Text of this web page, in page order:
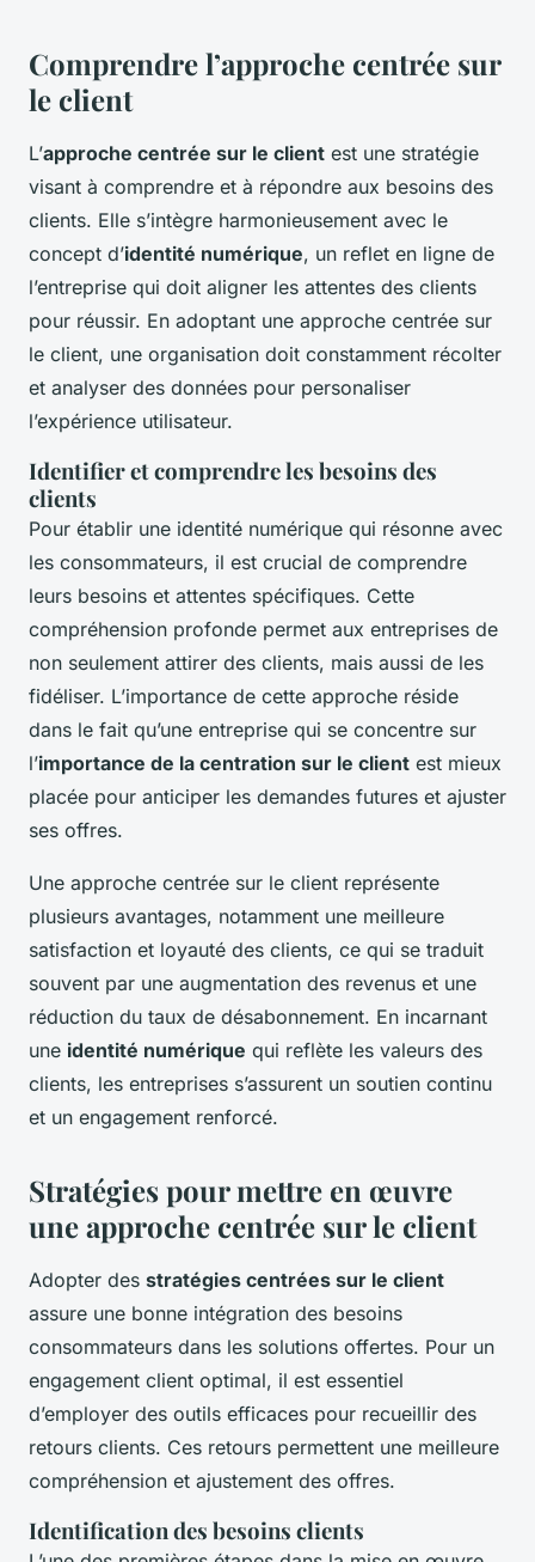
Comprendre l’approche centrée sur
le client
L’approche centrée sur le client est une stratégie
visant à comprendre et à répondre aux besoins des
clients. Elle s’intègre harmonieusement avec le
concept d’identité numérique, un reflet en ligne de
l’entreprise qui doit aligner les attentes des clients
pour réussir. En adoptant une approche centrée sur
le client, une organisation doit constamment récolter
et analyser des données pour personaliser
l’expérience utilisateur.
Identifier et comprendre les besoins des
clients
Pour établir une identité numérique qui résonne avec
les consommateurs, il est crucial de comprendre
leurs besoins et attentes spécifiques. Cette
compréhension profonde permet aux entreprises de
non seulement attirer des clients, mais aussi de les
fidéliser. L’importance de cette approche réside
dans le fait qu’une entreprise qui se concentre sur
l’importance de la centration sur le client est mieux
placée pour anticiper les demandes futures et ajuster
ses offres.
Une approche centrée sur le client représente
plusieurs avantages, notamment une meilleure
satisfaction et loyauté des clients, ce qui se traduit
souvent par une augmentation des revenus et une
réduction du taux de désabonnement. En incarnant
une identité numérique qui reflète les valeurs des
clients, les entreprises s’assurent un soutien continu
et un engagement renforcé.
Stratégies pour mettre en œuvre
une approche centrée sur le client
Adopter des stratégies centrées sur le client
assure une bonne intégration des besoins
consommateurs dans les solutions offertes. Pour un
engagement client optimal, il est essentiel
d’employer des outils efficaces pour recueillir des
retours clients. Ces retours permettent une meilleure
compréhension et ajustement des offres.
Identification des besoins clients